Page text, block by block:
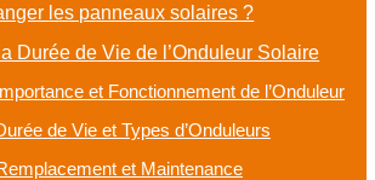
les panneaux solaires ?
Durée de Vie de l’Onduleur Solaire
et Fonctionnement de l’Onduleur
de Vie et Types d’Onduleurs
et Maintenance